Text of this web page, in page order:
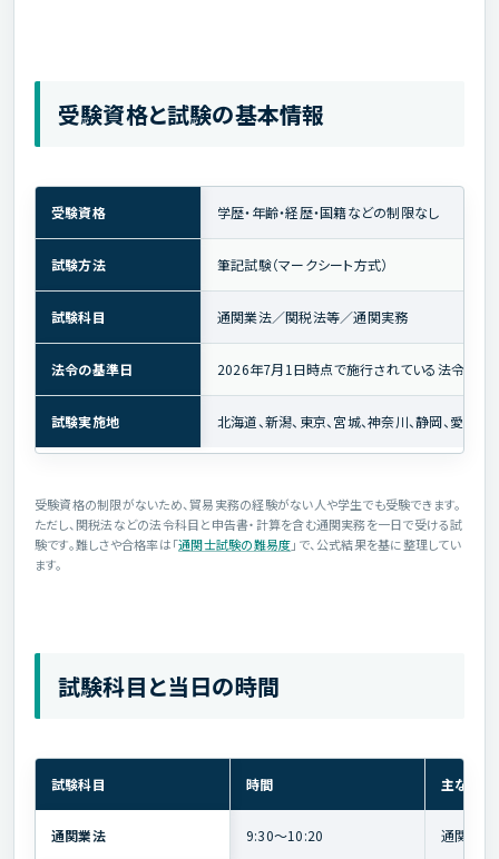
受験資格と試験の基本情報
受験資格 学歴・年齢・経歴・国籍などの制限なし
試験方法 筆記試験（マークシート方式）
試験科目 通関業法／関税法等／通関実務
法令の基準日 2026年7月1日時点で施行されている法令等
試験実施地 北海道、新潟、東京、宮城、神奈川、静岡、愛知、
受験資格の制限がないため、貿易実務の経験がない人や学生でも受験できます。
ただし、関税法などの法令科目と申告書・計算を含む通関実務を一日で受ける試
験です。難しさや合格率は「通関士試験の難易度」で、公式結果を基に整理してい
ます。
試験科目と当日の時間
試験科目 時間 主な内容
通関業法 9:30〜10:20 通関業・